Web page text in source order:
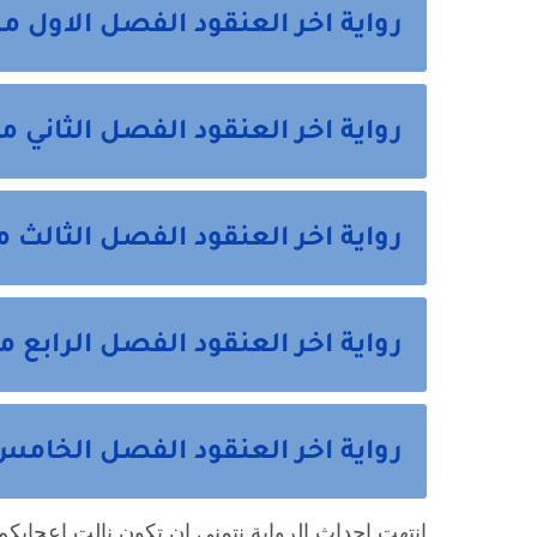
رواية اخر العنقود الفصل الاول
رواية اخر العنقود الفصل الثاني
رواية اخر العنقود الفصل الثالث
رواية اخر العنقود الفصل الرابع
رواية اخر العنقود الفصل
انتهت احداث الرواية نتمني ان تكون نالت